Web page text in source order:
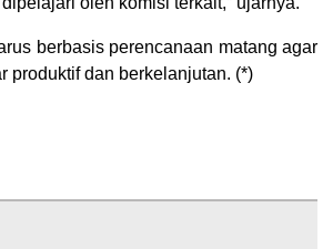
berbasis perencanaan matang agar
produktif dan berkelanjutan. (*)